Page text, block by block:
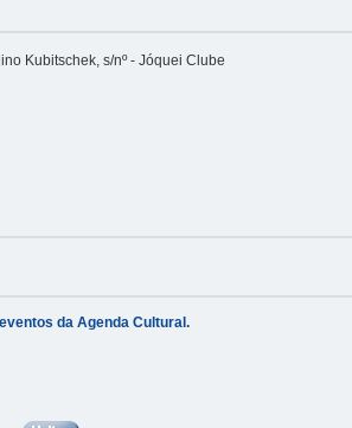
Kubitschek, s/nº - Jóquei Clube
da Agenda Cultural.